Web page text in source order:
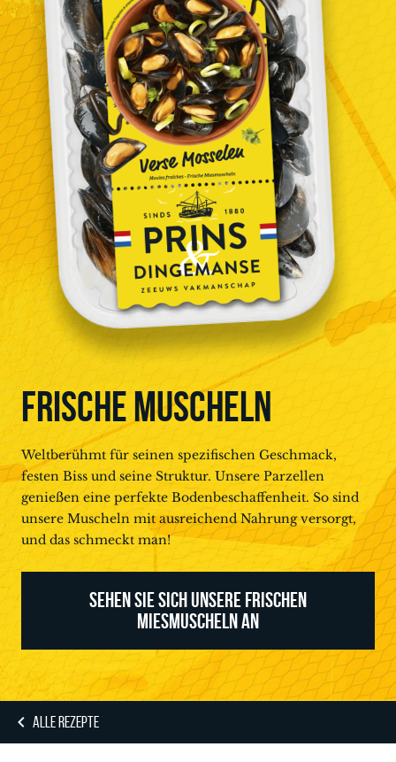
FRISCHE MUSCHELN
Weltberühmt für seinen spezifischen Geschmack,
festen Biss und seine Struktur. Unsere Parzellen
genießen eine perfekte Bodenbeschaffenheit. So sind
unsere Muscheln mit ausreichend Nahrung versorgt,
und das schmeckt man!
SEHEN SIE SICH UNSERE FRISCHEN
MIESMUSCHELN AN
ALLE REZEPTE